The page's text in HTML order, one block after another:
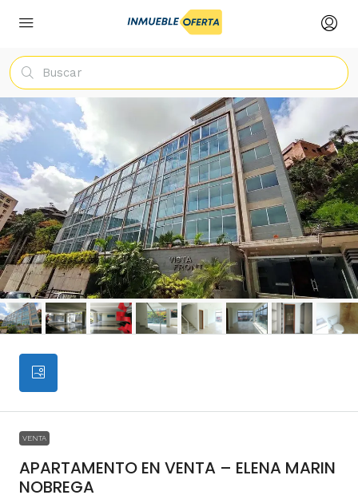
VENTA
APARTAMENTO EN VENTA – ELENA MARIN
NOBREGA